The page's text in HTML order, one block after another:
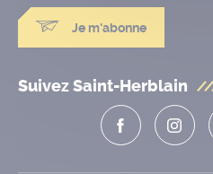
Je m'abonne
Suivez Saint-Herblain